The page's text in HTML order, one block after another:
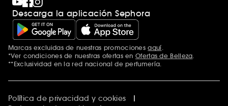
Descarga la aplicación Sephora
Marcas excluidas de nuestras promocionesaquí
*Ver condiciones de nuestras ofertas en Ofertas de Belleza
**Exclusividad en la red nacional de perfumería.
Política de privacidad y cookies